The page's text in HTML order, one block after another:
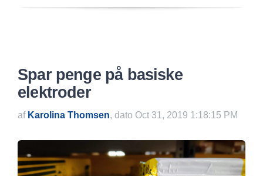
Spar penge på basiske
elektroder
af Karolina Thomsen, dato Oct 31, 2019 1:18:15 PM